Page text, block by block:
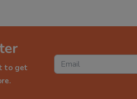
to get